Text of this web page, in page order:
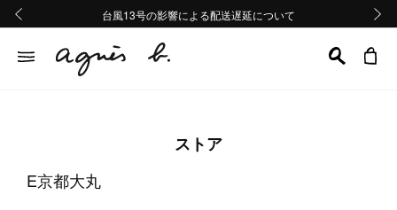
熊本地域地震の影響による配送遅延について
Summer Sale 2buy10%OFF!!
台風13号の影響による配送遅延について
熊本地域地震の影響による配送遅延について
Summer Sale 2buy10%OFF!!
ストア
E京都大丸